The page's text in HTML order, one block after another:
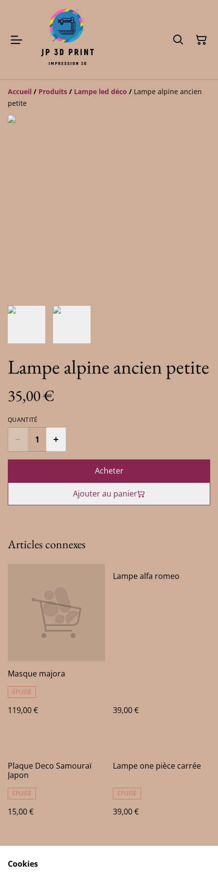
Accueil / Produits / Lampe led déco / Lampe alpine ancien
petite
Lampe alpine ancien petite
35,00 €
QUANTITÉ
Acheter
Ajouter au panier
Articles connexes
Masque majora
ÉPUISÉ
119,00 €
Lampe alfa romeo
39,00 €
Plaque Deco Samouraï
Japon
ÉPUISÉ
15,00 €
Lampe one pièce carrée
ÉPUISÉ
39,00 €
Cookies